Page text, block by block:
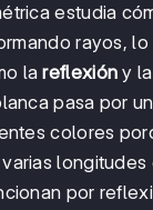
estudia
rayos,
lareflexión y
pasa por
colores
longitudes
por